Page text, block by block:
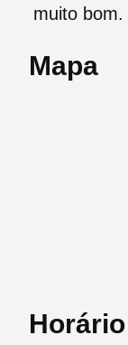
muito bom.
Mapa